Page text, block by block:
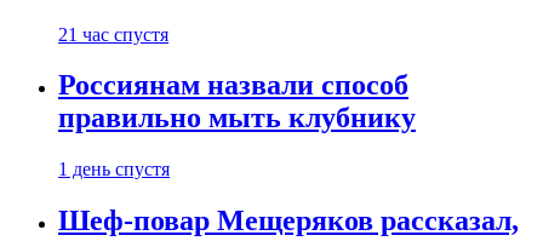
21 час спустя
Россиянам назвали способ
правильно мыть клубнику
1 день спустя
Шеф-повар Мещеряков рассказал,